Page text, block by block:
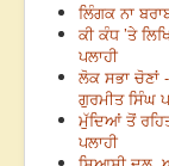
ਲਿੰਗਕ ਨਾ
ਕੀ ਕੰਧ ’ਤੇ
ਪਲਾਹੀ
ਲੋਕ ਸਭਾ ਚੋਣਾਂ
ਗੁਰਮੀਤ ਸਿੰਘ
ਮੁੱਦਿਆਂ ਤੋਂ
ਪਲਾਹੀ